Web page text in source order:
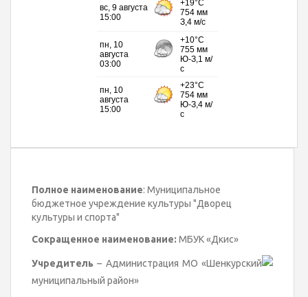
Полное наименование: Муниципальное
бюджетное учреждение культуры "Дворец
культуры и спорта"
Сокращенное наименование: МБУК «Дкис»
Учредитель – Администрация МО «Шенкурский
муниципальный район»